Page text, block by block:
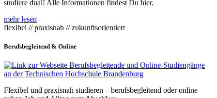
studiere dual! Alle Informationen findest Du hier.
mehr lesen
flexibel // praxisnah // zukunftsorientiert
Berufsbegleitend & Online
Flexibel und praxisnah studieren – berufsbegleitend oder online